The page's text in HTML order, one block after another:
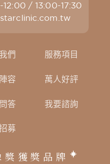
12:00 / 13:00-17:30
們 服務項目
容 萬人好評
答 我要諮詢
募
獲獎品牌